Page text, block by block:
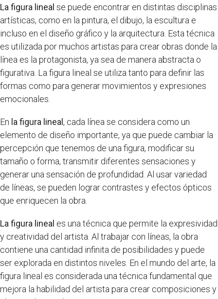
La figura lineal se puede encontrar en distintas disciplinas
artísticas, como en la pintura, el dibujo, la escultura e
incluso en el diseño gráfico y la arquitectura. Esta técnica
es utilizada por muchos artistas para crear obras donde la
línea es la protagonista, ya sea de manera abstracta o
figurativa. La figura lineal se utiliza tanto para definir las
formas como para generar movimientos y expresiones
emocionales.
En la figura lineal, cada línea se considera como un
elemento de diseño importante, ya que puede cambiar la
percepción que tenemos de una figura, modificar su
tamaño o forma, transmitir diferentes sensaciones y
generar una sensación de profundidad. Al usar variedad
de líneas, se pueden lograr contrastes y efectos ópticos
que enriquecen la obra.
La figura lineal es una técnica que permite la expresividad
y creatividad del artista. Al trabajar con líneas, la obra
contiene una cantidad infinita de posibilidades y puede
ser explorada en distintos niveles. En el mundo del arte, la
figura lineal es considerada una técnica fundamental que
mejora la habilidad del artista para crear composiciones y